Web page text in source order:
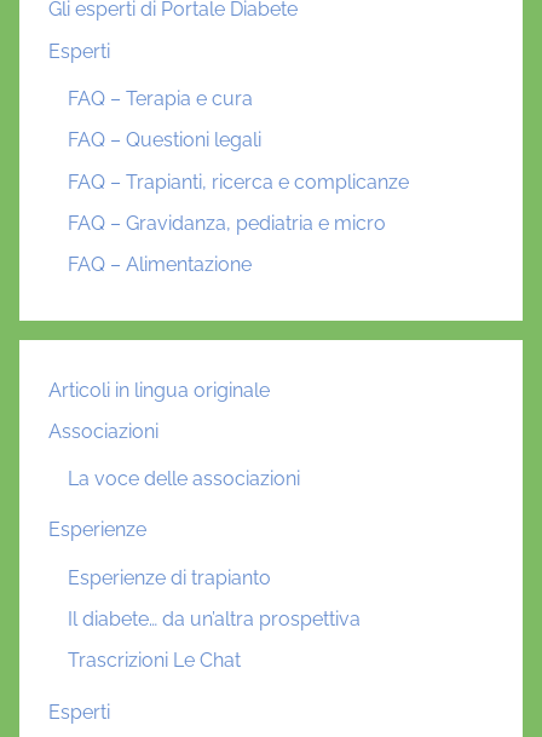
Gli esperti di Portale Diabete
Esperti
FAQ – Terapia e cura
FAQ – Questioni legali
FAQ – Trapianti, ricerca e complicanze
FAQ – Gravidanza, pediatria e micro
FAQ – Alimentazione
Articoli in lingua originale
Associazioni
La voce delle associazioni
Esperienze
Esperienze di trapianto
Il diabete… da un’altra prospettiva
Trascrizioni Le Chat
Esperti